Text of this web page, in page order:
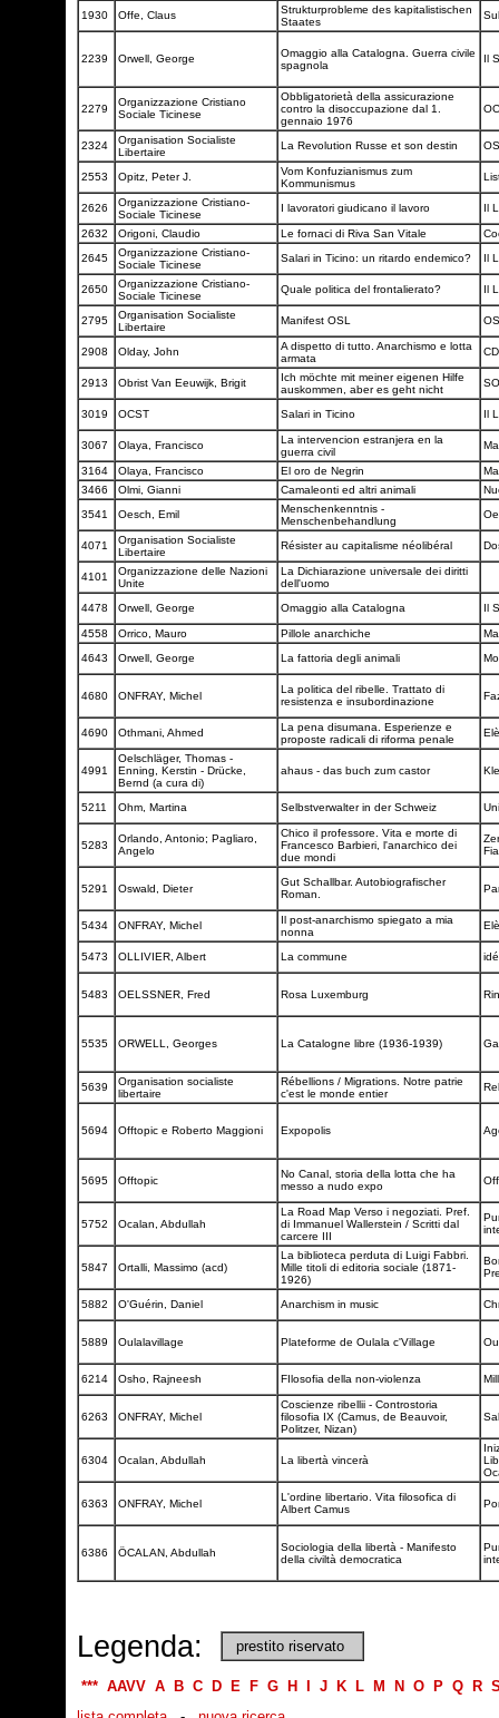
1930
Offe, Claus
Strukturprobleme des kapitalistischen
Staates
2239 Orwell, George
Omaggio alla Catalogna. Guerra civile
spagnola
Il
2279
Organizzazione Cristiano
Sociale Ticinese
Obbligatorietà della assicurazione
contro la disoccupazione dal 1.
gennaio 1976
2324
Organisation Socialiste
Libertaire
La Revolution Russe et son destin
2553 Opitz, Peter J.
Vom Konfuzianismus zum
Kommunismus
2626
Organizzazione Cristiano-
Sociale Ticinese
I lavoratori giudicano il lavoro Il
2632 Origoni, Claudio Le fornaci di Riva San Vitale
2645
Organizzazione Cristiano-
Sociale Ticinese
Salari in Ticino: un ritardo endemico? Il
2650
Organizzazione Cristiano-
Sociale Ticinese
Quale politica del frontalierato? Il
2795
Organisation Socialiste
Libertaire
Manifest OSL
2908 Olday, John
A dispetto di tutto. Anarchismo e lotta
armata
2913 Obrist Van Eeuwijk, Brigit
Ich möchte mit meiner eigenen Hilfe
auskommen, aber es geht nicht
3019 OCST Salari in Ticino Il
3067 Olaya, Francisco
La intervencion estranjera en la
guerra civil
3164 Olaya, Francisco El oro de Negrin
3466
Olmi, Gianni Camaleonti ed altri animali
3541
Oesch, Emil
Menschenkenntnis -
Menschenbehandlung
4071
Organisation Socialiste
Libertaire
Résister au capitalisme néolibéral
4101
Organizzazione delle Nazioni
Unite
La Dichiarazione universale dei diritti
dell'uomo
4478
Orwell, George Omaggio alla Catalogna Il
4558 Orrico, Mauro Pillole anarchiche
4643
Orwell, George La fattoria degli animali
4680 ONFRAY, Michel
La politica del ribelle. Trattato di
resistenza e insubordinazione
4690 Othmani, Ahmed
La pena disumana. Esperienze e
proposte radicali di riforma penale
4991
Oelschläger, Thomas -
Enning, Kerstin - Drücke,
Bernd (a cura di)
ahaus - das buch zum castor
5211 Ohm, Martina Selbstverwalter in der Schweiz
5283
Orlando, Antonio; Pagliaro,
Angelo
Chico il professore. Vita e morte di
Francesco Barbieri, l'anarchico dei
due mondi
5291 Oswald, Dieter
Gut Schallbar. Autobiografischer
Roman.
5434 ONFRAY, Michel
Il post-anarchismo spiegato a mia
nonna
5473 OLLIVIER, Albert La commune
5483 OELSSNER, Fred Rosa Luxemburg
5535 ORWELL, Georges La Catalogne libre (1936-1939)
5639
Organisation socialiste
libertaire
Rébellions / Migrations. Notre patrie
c'est le monde entier
5694 Offtopic e Roberto Maggioni Expopolis
5695 Offtopic
No Canal, storia della lotta che ha
messo a nudo expo
5752 Ocalan, Abdullah
La Road Map Verso i negoziati. Pref.
di Immanuel Wallerstein / Scritti dal
carcere III
5847 Ortalli, Massimo (acd)
La biblioteca perduta di Luigi Fabbri.
Mille titoli di editoria sociale (1871-
1926)
5882 O'Guérin, Daniel Anarchism in music
5889 Oulalavillage Plateforme de Oulala c'Village
6214 Osho, Rajneesh FIlosofia della non-violenza
6263 ONFRAY, Michel
Coscienze ribellii - Controstoria
filosofia IX (Camus, de Beauvoir,
Politzer, Nizan)
6304 Ocalan, Abdullah La libertà vincerà
6363 ONFRAY, Michel
L'ordine libertario. Vita filosofica di
Albert Camus
6386 ÖCALAN, Abdullah
Sociologia della libertà - Manifesto
della civiltà democratica
Legenda: prestito riservato
*** AAVV A B C D E F G H J K L M N O P Q R